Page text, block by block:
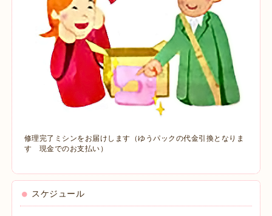
修理完了ミシンをお届けします（ゆうパックの代金引換となりま
す 現金でのお支払い）
スケジュール